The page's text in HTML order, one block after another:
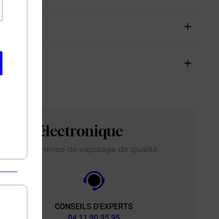
électronique
expérience de vapotage de qualité.
CONSEILS D'EXPERTS